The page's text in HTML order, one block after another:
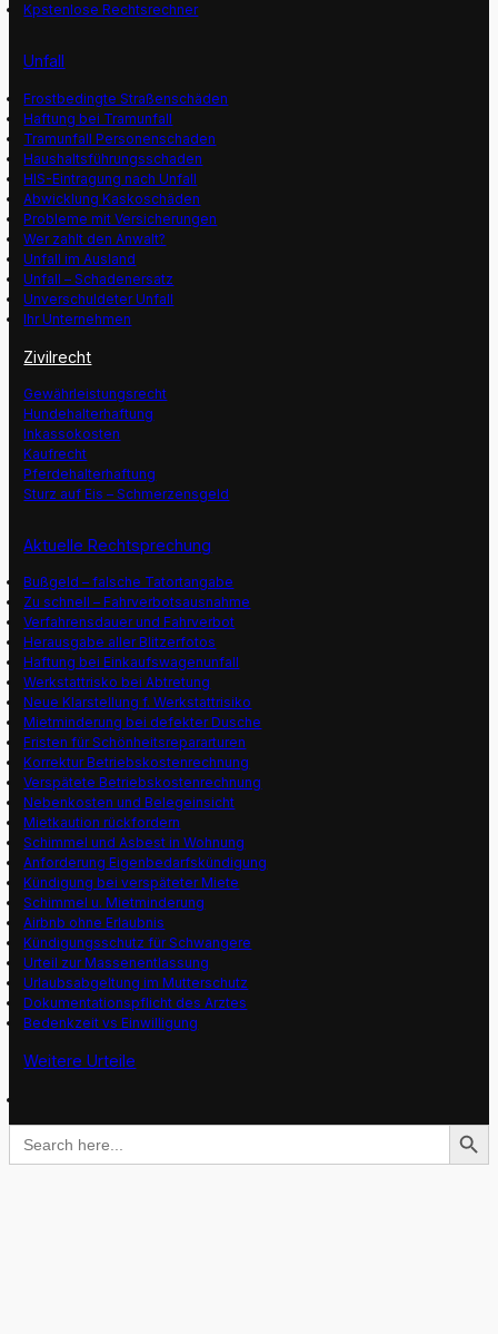
Kpstenlose Rechtsrechner
Unfall
Frostbedingte Straßenschäden
Haftung bei Tramunfall
Tramunfall Personenschaden
Haushaltsführungsschaden
HIS-Eintragung nach Unfall
Abwicklung Kaskoschäden
Probleme mit Versicherungen
Wer zahlt den Anwalt?
Unfall im Ausland
Unfall – Schadenersatz
Unverschuldeter Unfall
Ihr Unternehmen
Zivilrecht
Gewährleistungsrecht
Hundehalterhaftung
Inkassokosten
Kaufrecht
Pferdehalterhaftung
Sturz auf Eis – Schmerzensgeld
Aktuelle Rechtsprechung
Bußgeld – falsche Tatortangabe
Zu schnell – Fahrverbotsausnahme
Verfahrensdauer und Fahrverbot
Herausgabe aller Blitzerfotos
Haftung bei Einkaufswagenunfall
Werkstattrisko bei Abtretung
Neue Klarstellung f. Werkstattrisiko
Mietminderung bei defekter Dusche
Fristen für Schönheitsrepararturen
Korrektur Betriebskostenrechnung
Verspätete Betriebskostenrechnung
Nebenkosten und Belegeinsicht
Mietkaution rückfordern
Schimmel und Asbest in Wohnung
Anforderung Eigenbedarfskündigung
Kündigung bei verspäteter Miete
Schimmel u. Mietminderung
Airbnb ohne Erlaubnis
Kündigungsschutz für Schwangere
Urteil zur Massenentlassung
Urlaubsabgeltung im Mutterschutz
Dokumentationspflicht des Arztes
Bedenkzeit vs Einwilligung
Weitere Urteile
Search
for:
Search Button